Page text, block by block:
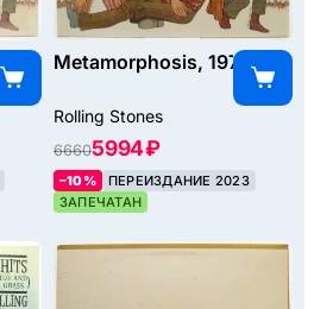
Metamorphosis, 1975
Rolling Stones
66605994 ₽
–10%
ПЕРЕИЗДАНИЕ 2023
ЗАПЕЧАТАН